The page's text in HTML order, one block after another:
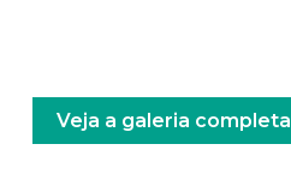
Veja a galeria completa